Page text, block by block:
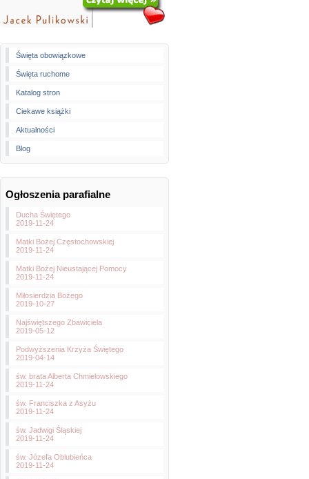
Święta obowiązkowe
Święta ruchome
Katalog stron
Ciekawe książki
Aktualności
Blog
Ogłoszenia parafialne
Ducha Świętego
2019-11-24
Matki Bożej Częstochowskiej
2019-11-24
Matki Bożej Nieustającej Pomocy
2019-11-24
Miłosierdzia Bożego
2019-10-27
Najświętszego Zbawiciela
2019-05-12
Podwyższenia Krzyża Świętego
2019-04-14
św. brata Alberta Chmielowskiego
2019-11-24
św. Franciszka z Asyżu
2019-11-24
św. Jadwigi Śląskiej
2019-11-24
św. Józefa Oblubieńca
2019-11-24